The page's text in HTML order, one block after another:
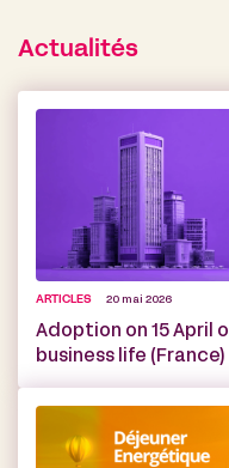
Actualités
ARTICLES 20 mai 2026
Adoption on 15 April
business life (France)